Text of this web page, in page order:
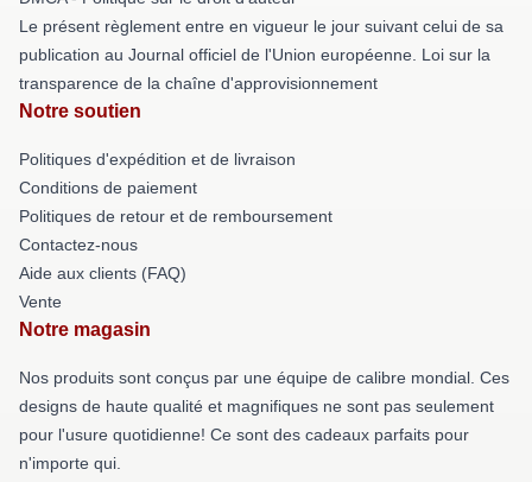
Le présent règlement entre en vigueur le jour suivant celui de sa
publication au Journal officiel de l'Union européenne. Loi sur la
transparence de la chaîne d'approvisionnement
Notre soutien
Politiques d'expédition et de livraison
Conditions de paiement
Politiques de retour et de remboursement
Contactez-nous
Aide aux clients (FAQ)
Vente
Notre magasin
Nos produits sont conçus par une équipe de calibre mondial. Ces
designs de haute qualité et magnifiques ne sont pas seulement
pour l'usure quotidienne! Ce sont des cadeaux parfaits pour
n'importe qui.